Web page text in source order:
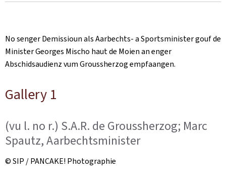
No senger Demissioun als Aarbechts- a Sportsminister gouf de
Minister Georges Mischo haut de Moien an enger
Abschidsaudienz vum Groussherzog empfaangen.
Gallery 1
(vu l. no r.) S.A.R. de Groussherzog; Marc
Spautz, Aarbechtsminister
© SIP / PANCAKE! Photographie